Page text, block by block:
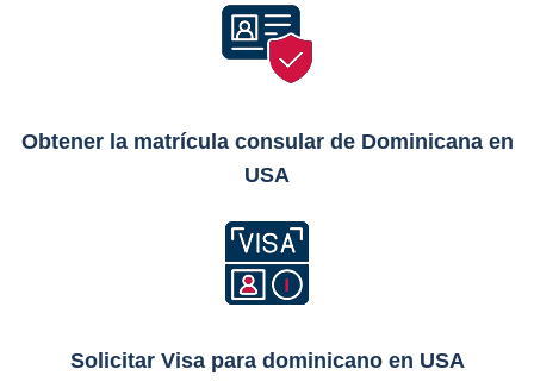
Obtener la matrícula consular de Dominicana en
USA
Solicitar Visa para dominicano en USA